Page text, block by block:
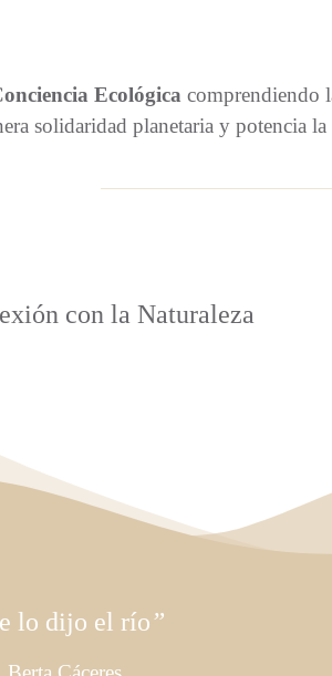
Ecológica comprendiendo
solidaridad planetaria y potencia
con la Naturaleza
lo dijo el río”